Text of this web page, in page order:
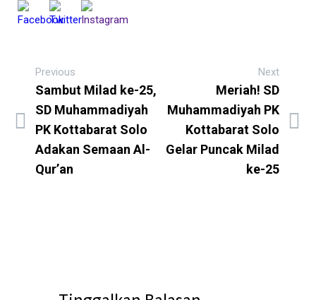
Previous
Sambut Milad ke-25,
SD Muhammadiyah
PK Kottabarat Solo
Adakan Semaan Al-
Qur’an
Next
Meriah! SD
Muhammadiyah PK
Kottabarat Solo
Gelar Puncak Milad
ke-25